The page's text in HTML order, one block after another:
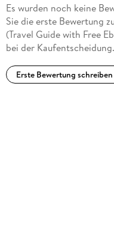
Es wurden noch keine
Sie die erste Bewertung
(Travel Guide with Free
bei der Kaufentscheidung.
Erste Bewertung schreiben